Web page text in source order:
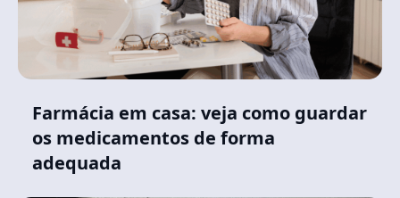
Farmácia em casa: veja como guardar
os medicamentos de forma
adequada